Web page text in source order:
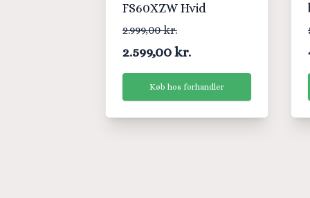
FS60XZW Hvid
2.999,00 kr.
2.599,00 kr.
Køb hos forhandler